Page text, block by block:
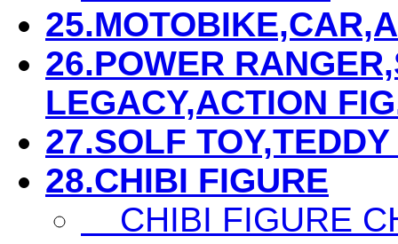
26.POWER
LEGACY,ACTION
27.SOLF
28.CHIBI FIGURE
CHIBI FIGURE